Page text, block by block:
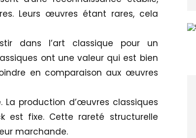
Leurs œuvres étant rares, cela
dans l’art classique pour un
ont une valeur qui est bien
en comparaison aux œuvres
production d’œuvres classiques
est fixe. Cette rareté structurelle
marchande.